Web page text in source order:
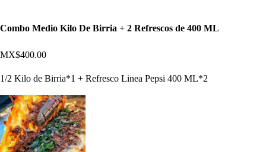
Combo Medio Kilo De Birria + 2 Refrescos de 400 ML
MX$400.00
1/2 Kilo de Birria*1 + Refresco Linea Pepsi 400 ML*2